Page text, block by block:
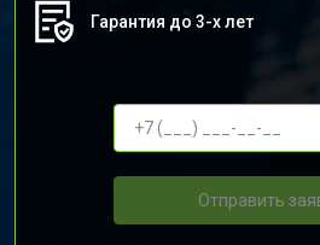
Гарантия до 3-х лет
Отправить